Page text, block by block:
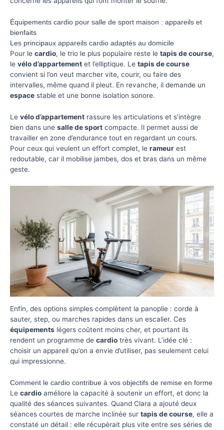
Équipements cardio pour salle de sport maison : appareils et
bienfaits
Les principaux appareils cardio adaptés au domicile
Pour le cardio, le trio le plus populaire reste le tapis de course,
le vélo d’appartement et l’elliptique. Le tapis de course
convient si l’on veut marcher vite, courir, ou faire des
intervalles, même quand il pleut. En revanche, il demande un
espace stable et une bonne isolation sonore.
Le vélo d’appartement rassure les articulations et s’intègre
bien dans une salle de sport compacte. Il permet aussi de
travailler en zone d’endurance tout en regardant un cours.
Pour ceux qui veulent un effort complet, le rameur est
redoutable, car il mobilise jambes, dos et bras dans un même
geste.
Enfin, des options simples complètent la panoplie : corde à
sauter, step, ou marches rapides dans un escalier. Ces
équipements légers coûtent moins cher, et pourtant ils
rendent un programme de cardio très vivant. L’idée clé :
choisir un appareil qu’on a envie d’utiliser, pas seulement celui
qui impressionne.
Comment le cardio contribue à vos objectifs de remise en forme
Le cardio améliore la capacité à soutenir un effort, et donc la
qualité des séances suivantes. Quand Clara a ajouté deux
séances courtes de marche inclinée sur tapis de course, elle a
constaté un détail : elle récupérait plus vite entre ses séries de